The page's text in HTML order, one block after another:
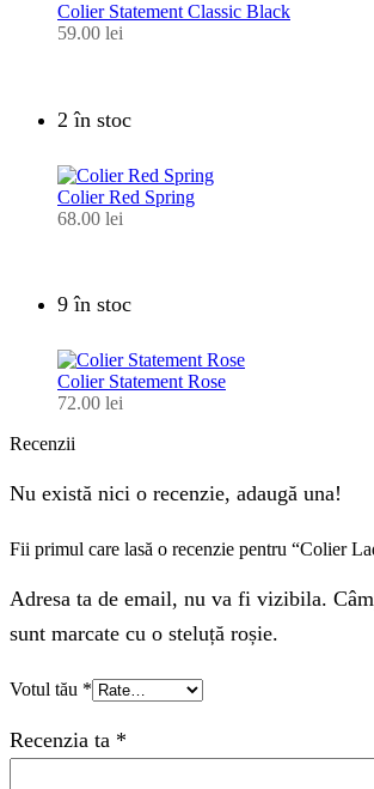
Colier Statement Classic Black
59.00 lei
2 în stoc
Colier Red Spring
68.00 lei
9 în stoc
Colier Statement Rose
72.00 lei
Recenzii
Nu există nici o recenzie, adaugă una!
Fii primul care lasă o recenzie pentru “Colier
Adresa ta de email, nu va fi vizibila.
sunt marcate cu o steluță roșie.
Votul tău *
Recenzia ta *